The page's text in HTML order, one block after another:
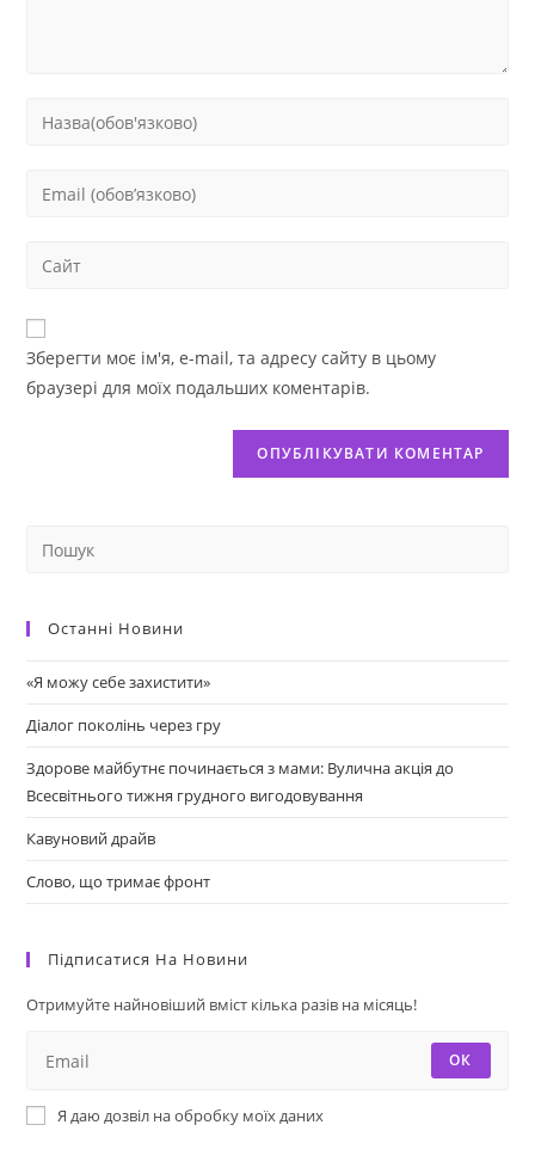
Зберегти моє ім'я, e-mail, та адресу сайту в цьому
браузері для моїх подальших коментарів.
Останні Новини
«Я можу себе захистити»
Діалог поколінь через гру
Здорове майбутнє починається з мами: Вулична акція до
Всесвітнього тижня грудного вигодовування
Кавуновий драйв
Слово, що тримає фронт
Підписатися На Новини
Отримуйте найновіший вміст кілька разів на місяць!
ОК
Я даю дозвіл на обробку моїх даних